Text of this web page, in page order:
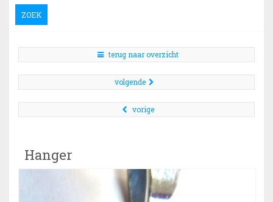
ZOEK
terug naar overzicht
volgende
vorige
Hanger